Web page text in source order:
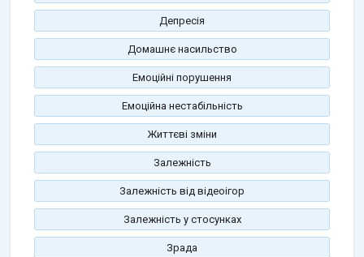
Депресія
Домашнє насильство
Емоційні порушення
Емоційна нестабільність
Життєві зміни
Залежність
Залежність від відеоігор
Залежність у стосунках
Зрада